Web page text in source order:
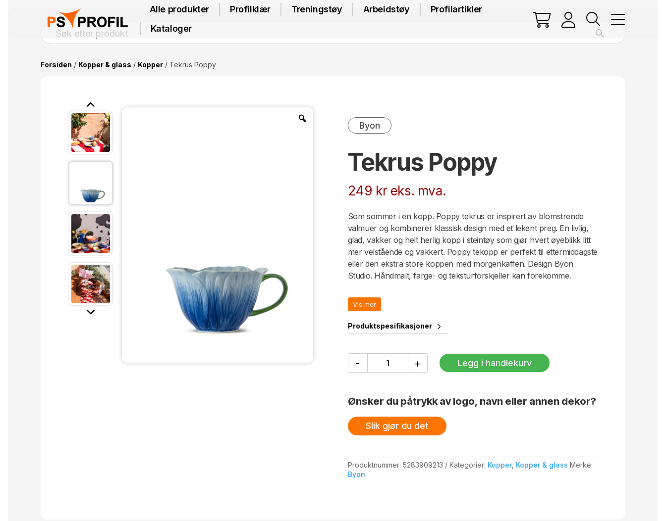
Alle produkter Profilklær Treningstøy Arbeidstøy
Profilartikler
Kataloger
Forsiden / Kopper & glass / Kopper/ Tekrus Poppy
Byon
Tekrus Poppy
249 kr eks. mva.
Som sommer i en kopp. Poppy tekrus er inspirert av blomstrende
valmuer og kombinerer klassisk design med et lekent preg. En livlig,
glad, vakker og helt herlig kopp i steintøy som gjør hvert øyeblikk litt
mer velstående og vakkert. Poppy tekopp er perfekt til ettermiddagste
eller den ekstra store koppen med morgenkaffen. Design Byon
Studio. Håndmalt, farge- og teksturforskjeller kan forekomme.
Vis mer
Produktspesifikasjoner
-
Poppy
+ Legg i handlekurv
Ønsker du påtrykk av logo, navn eller annen dekor?
Slik gjør du det
Produktnummer: 5283909213 Kategorier: Kopper, Kopper & glass Merke:
Byon